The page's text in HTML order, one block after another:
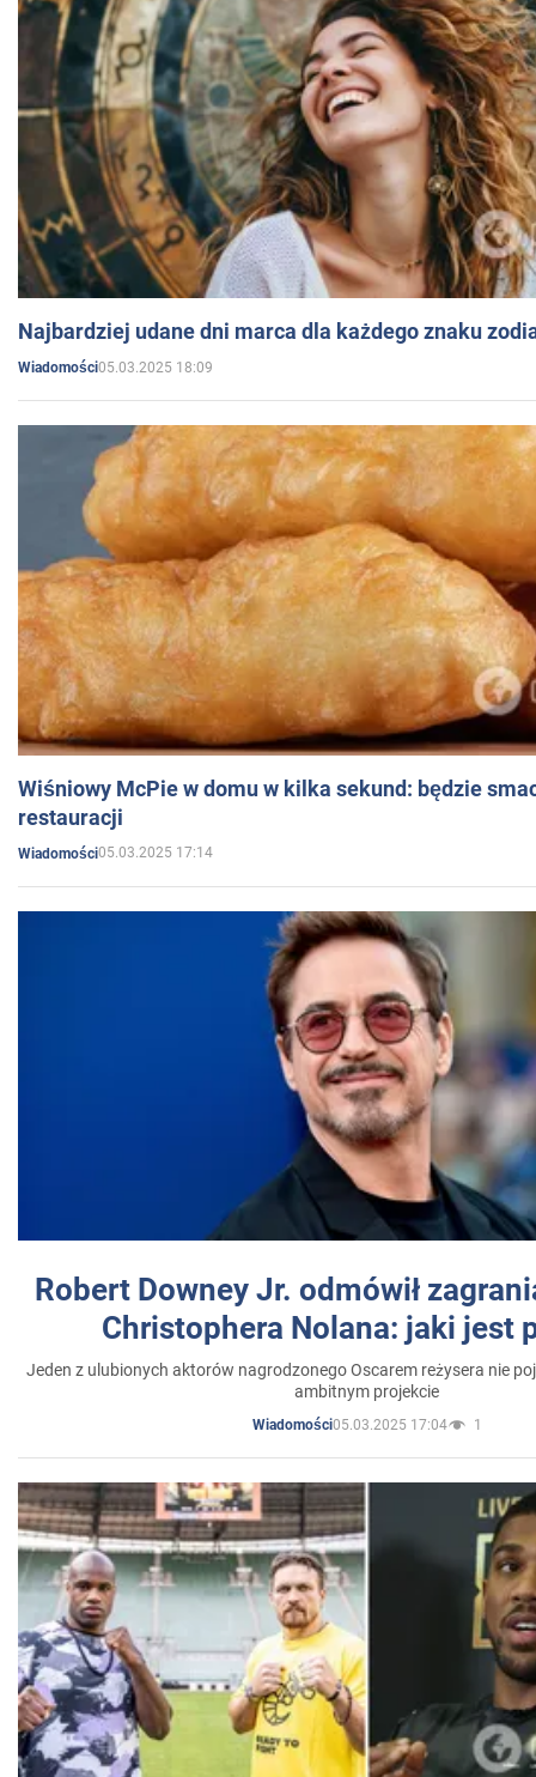
Najbardziej udane dni marca dla każdego znaku
Wiadomości05.03.2025 18:09
Wiśniowy McPie w domu w kilka sekund: będzie
restauracji
Wiadomości05.03.2025 17:14
Robert Downey Jr. odmówił
Christophera Nolana: jaki jest
Jeden z ulubionych aktorów nagrodzonego Oscarem reżysera nie
ambitnym projekcie
Wiadomości05.03.2025 17:04 1